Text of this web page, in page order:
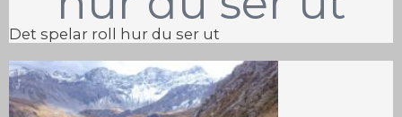
Det spelar roll hur du ser ut